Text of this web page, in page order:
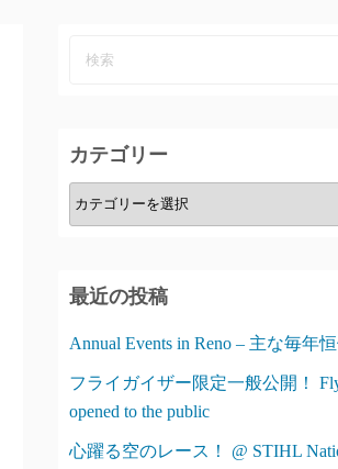
カテゴリー
カ
テ
ー
最近の投稿
Annual Events in Reno – 主な毎年
フライガイザー限定一般公開！
opened to the public
心躍る空のレース！ @ STIHL